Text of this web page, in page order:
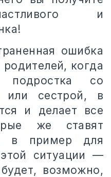
и
ошибка
когда
подростка со
или сестрой, в
и делает все
же ставят
в пример для
ситуации —
возможно,